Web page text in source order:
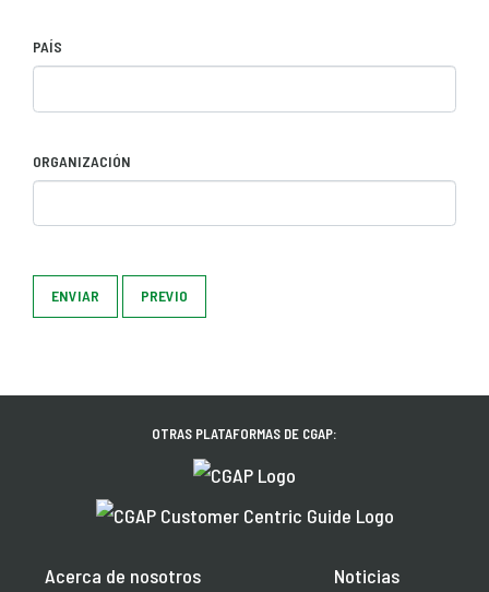
PAÍS
ORGANIZACIÓN
ENVIAR PREVIO
OTRAS PLATAFORMAS DE CGAP:
Acerca de nosotros
Noticias